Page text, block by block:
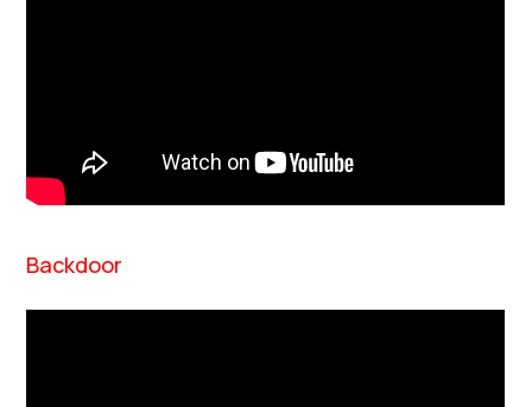
Backdoor